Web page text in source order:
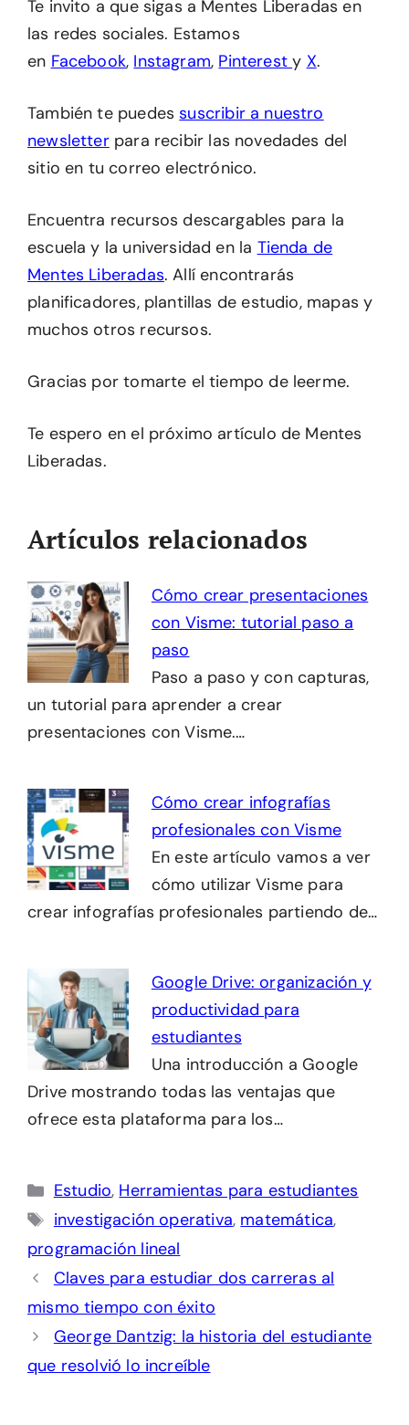
Te invito a que sigas a Mentes Liberadas en
las redes sociales. Estamos
en Facebook, Instagram, Pinteresty X.
También te puedessuscribir a nuestro
newsletterpara recibir las novedades del
sitio en tu correo electrónico.
Encuentra recursos descargables para la
escuela y la universidad en la Tienda de
Mentes Liberadas. Allí encontrarás
planificadores, plantillas de estudio, mapas y
muchos otros recursos.
Gracias por tomarte el tiempo de leerme.
Te espero en el próximo artículo de Mentes
Liberadas.
Artículos relacionados
Cómo crear presentaciones
con Visme: tutorial paso a
paso
Paso a paso y con capturas,
un tutorial para aprender a crear
presentaciones con Visme.…
Cómo crear infografías
profesionales con Visme
En este artículo vamos a ver
cómo utilizar Visme para
crear infografías profesionales partiendo de…
Google Drive: organización y
productividad para
estudiantes
Una introducción a Google
Drive mostrando todas las ventajas que
ofrece esta plataforma para los…
Categorías
Estudio, Herramientas para estudiantes
Etiquetas
investigación operativa, matemática,
programación lineal
Claves para estudiar dos carreras al
mismo tiempo con éxito
George Dantzig: la historia del estudiante
que resolvió lo increíble